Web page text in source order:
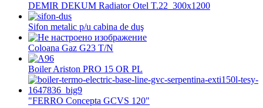
DEMIR DEKUM Radiator Otel T.22 300x1200
Sifon metalic p/u cabina de duş
Coloana Gaz G23 T/N
Boiler Ariston PRO 15 OR PL
"FERRO Concepta GCVS 120"